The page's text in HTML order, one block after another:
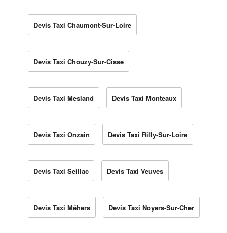
Devis Taxi Chaumont-Sur-Loire
Devis Taxi Chouzy-Sur-Cisse
Devis Taxi Mesland Devis Taxi Monteaux
Devis Taxi Onzain Devis Taxi Rilly-Sur-Loire
Devis Taxi Seillac Devis Taxi Veuves
Devis Taxi Méhers Devis Taxi Noyers-Sur-Cher